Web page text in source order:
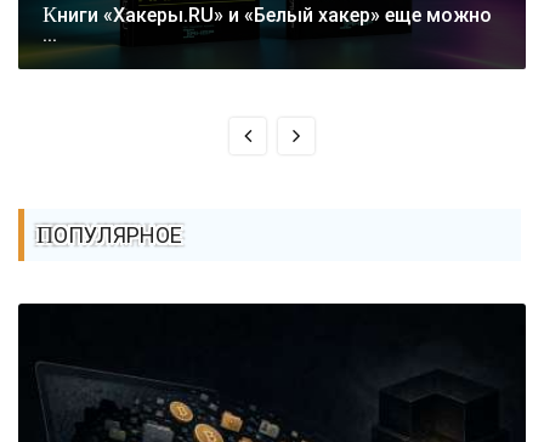
Книги «Хакеры.RU» и «Белый хакер» еще можно
...
ПОПУЛЯРНОЕ